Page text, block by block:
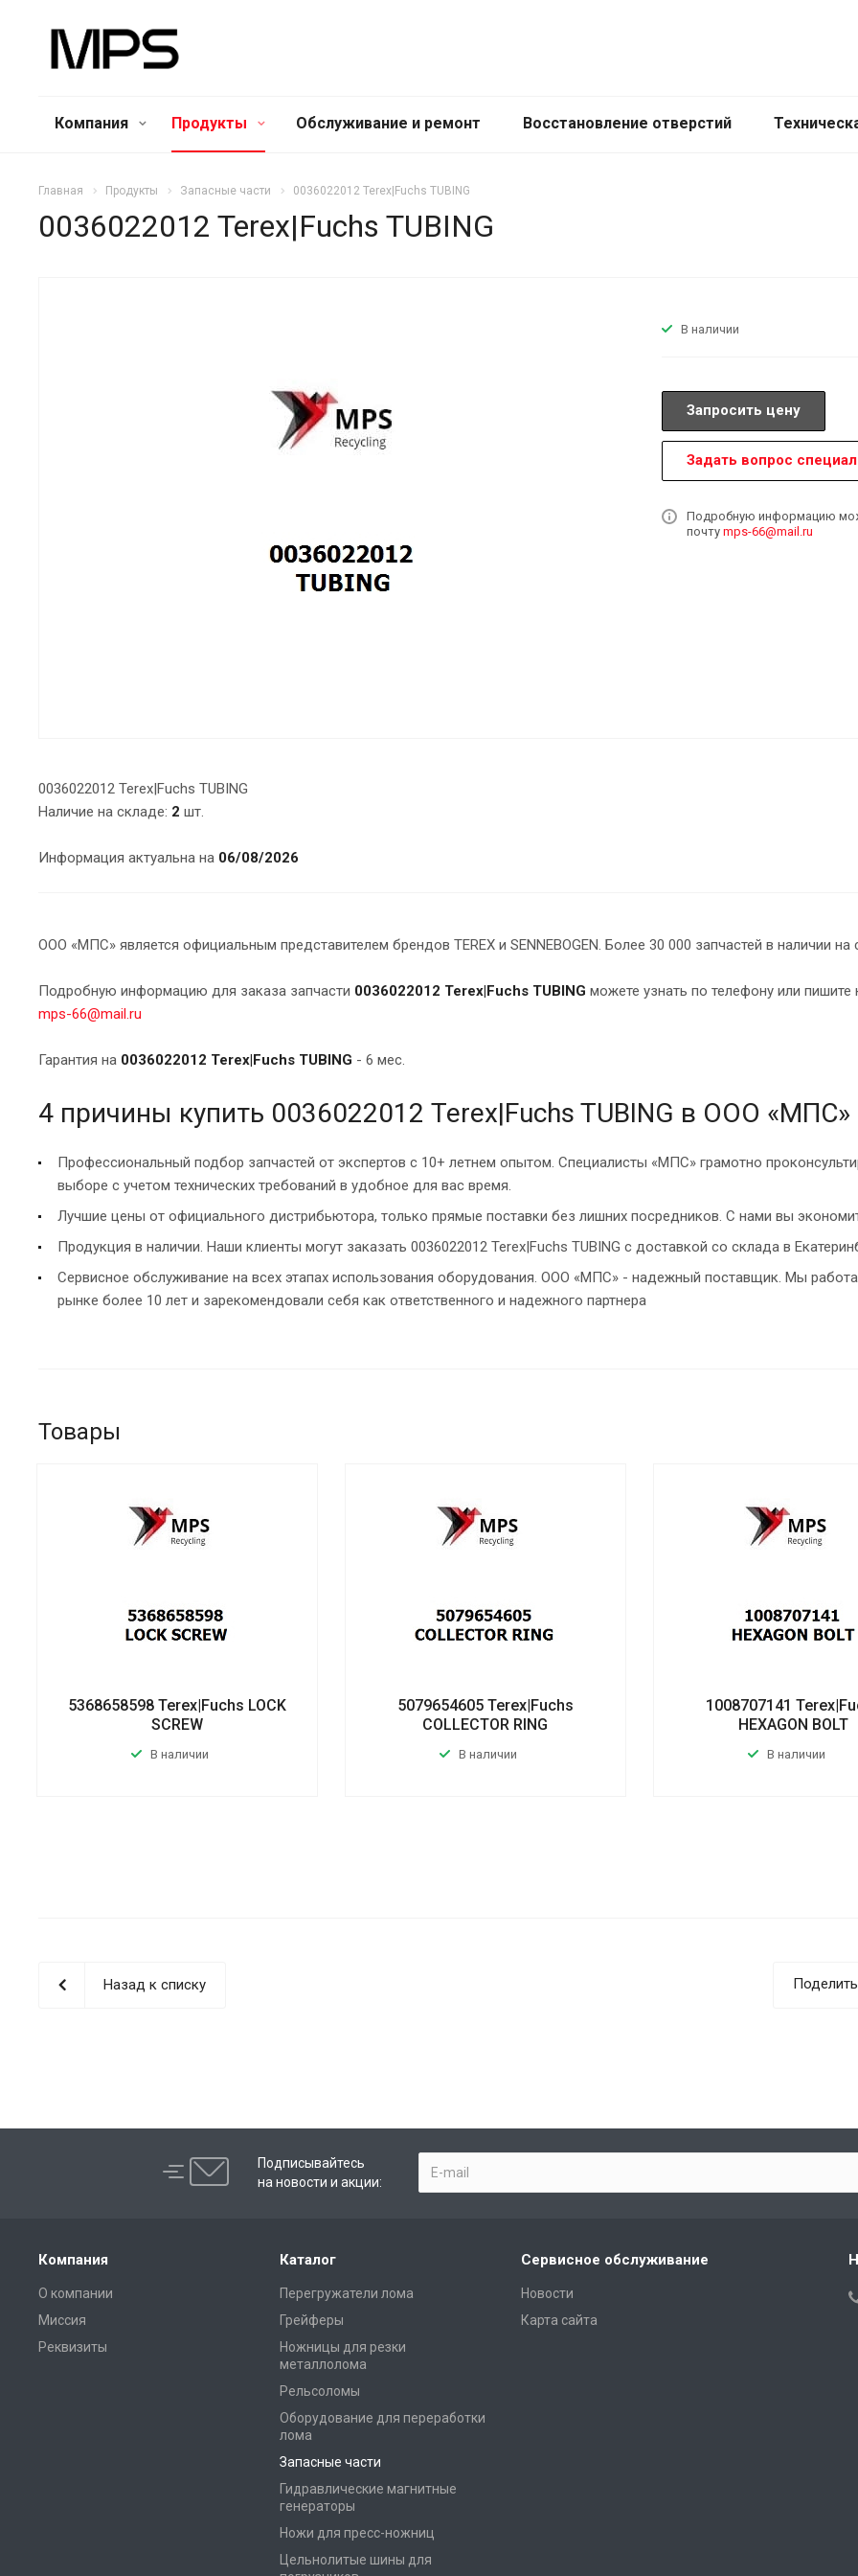
Компания Продукты Обслуживание и ремонт Восстановление отверстий
Главная Продукты Запасные части 0036022012 Terex|Fuchs TUBING
0036022012 Terex|Fuchs TUBING
В наличии
Запросить цену
Задать вопрос
Подробную информацию
почту mps-66@mail.ru
0036022012 Terex|Fuchs TUBING
Наличие на складе: 2 шт.
Информация актуальна на 06/08/2026
ООО «МПС» является официальным представителем брендов TEREX и SENNEBOGEN. Более 30 000 запчастей в наличии на
Подробную информацию для заказа запчасти 0036022012 Terex|Fuchs TUBING можете узнать по телефону или пишите
mps-66@mail.ru
Гарантия на 0036022012 Terex|Fuchs TUBING - 6 мес.
4 причины купить 0036022012 Terex|Fuchs TUBING в ООО «МПС»
Профессиональный подбор запчастей от экспертов с 10+ летнем опытом. Специалисты «МПС» грамотно
выборе с учетом технических требований в удобное для вас время.
Лучшие цены от официального дистрибьютора, только прямые поставки без лишних посредников. С нами вы
Продукция в наличии. Наши клиенты могут заказать 0036022012 Terex|Fuchs TUBING с доставкой со склада в
Сервисное обслуживание на всех этапах использования оборудования. ООО «МПС» - надежный поставщик. Мы
рынке более 10 лет и зарекомендовали себя как ответственного и надежного партнера
Товары
5368658598 Terex|Fuchs LOCK
SCREW
В наличии
5079654605 Terex|Fuchs
COLLECTOR RING
В наличии
1008707141
HEXAGON BOLT
В наличии
Назад к списку
Подписывайтесь
на новости и акции:
Компания
О компании
Миссия
Реквизиты
Каталог
Перегружатели лома
Грейферы
Ножницы для резки
металлолома
Рельсоломы
Оборудование для переработки
лома
Запасные части
Гидравлические магнитные
генераторы
Ножи для пресс-ножниц
Цельнолитые шины для
Сервисное обслуживание
Новости
Карта сайта